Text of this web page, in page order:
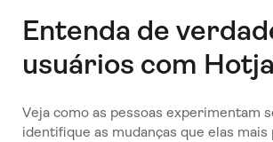
Entenda de
usuários com
Veja como as pessoas experimentam
identifique as mudanças que elas mais